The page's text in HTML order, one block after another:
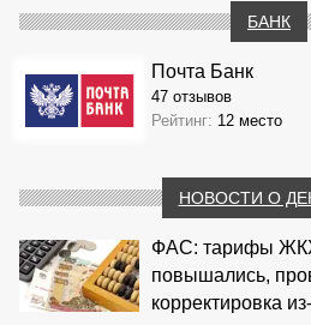
БАНК
Почта Банк
47 отзывов
Рейтинг: 12 место
НОВОСТИ О
ФАС: тарифы
повышались,
корректировка